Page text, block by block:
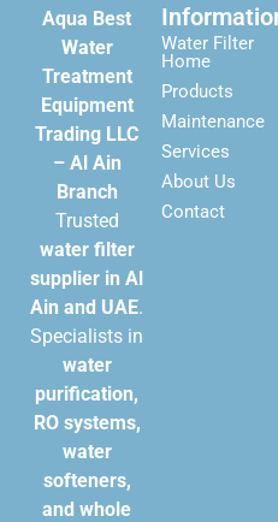
Aqua Best
Water
Treatment
Equipment
Trading LLC
– Al Ain
Branch
Trusted
water filter
supplier in Al
Ain and UAE.
Specialists in
water
purification,
RO systems,
water
softeners,
and whole
Water Filter
Home
Products
Maintenance
Services
About Us
Contact